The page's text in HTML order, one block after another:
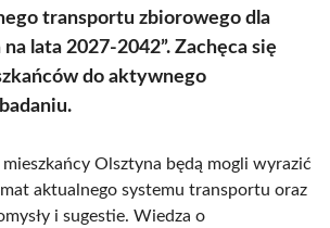
transportu zbiorowego dla
lata 2027-2042”. Zachęca się
do aktywnego
Olsztyna będą mogli wyrazić
aktualnego systemu transportu oraz
i sugestie. Wiedza o